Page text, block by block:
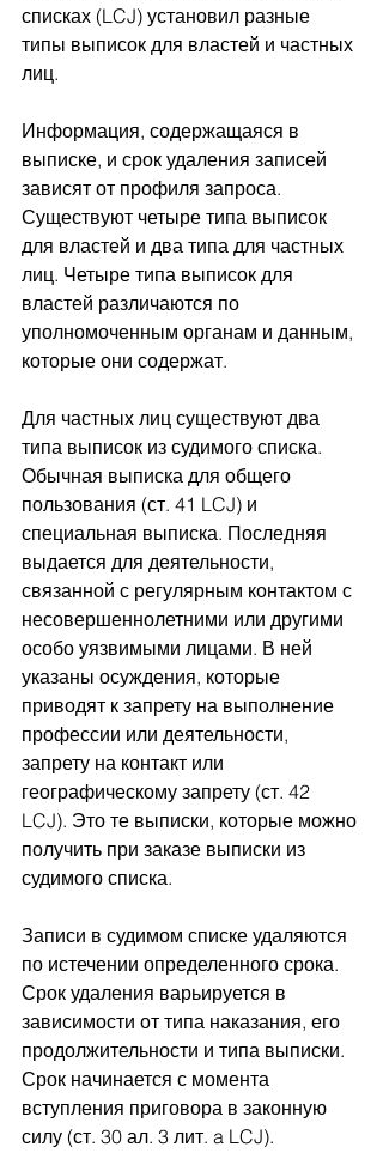
списках (LCJ) установил разные
типы выписок для властей и частных
лиц.
Информация, содержащаяся в
выписке, и срок удаления записей
зависят от профиля запроса.
Существуют четыре типа выписок
для властей и два типа для частных
лиц. Четыре типа выписок для
властей различаются по
уполномоченным органам и данным,
которые они содержат.
Для частных лиц существуют два
типа выписок из судимого списка.
Обычная выписка для общего
пользования (ст. 41 LCJ) и
специальная выписка. Последняя
выдается для деятельности,
связанной с регулярным контактом с
несовершеннолетними или другими
особо уязвимыми лицами. В ней
указаны осуждения, которые
приводят к запрету на выполнение
профессии или деятельности,
запрету на контакт или
географическому запрету (ст. 42
LCJ). Это те выписки, которые можно
получить при заказе выписки из
судимого списка.
Записи в судимом списке удаляются
по истечении определенного срока.
Срок удаления варьируется в
зависимости от типа наказания, его
продолжительности и типа выписки.
Срок начинается с момента
вступления приговора в законную
силу (ст. 30 ал. 3 лит. a LCJ).